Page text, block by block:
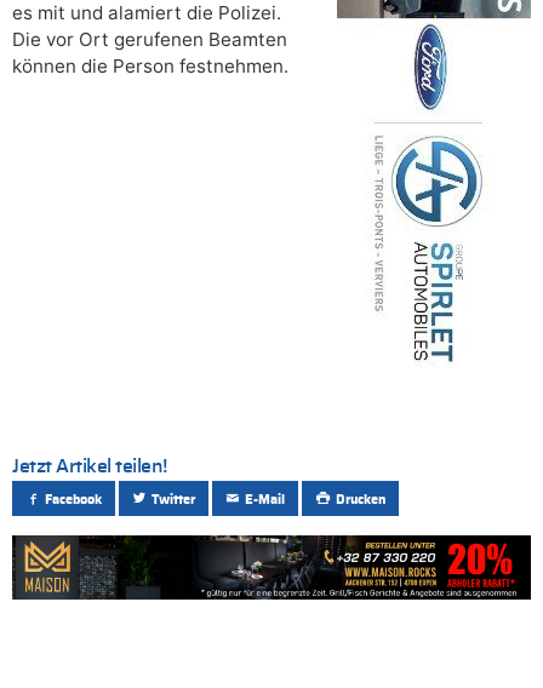
es mit und alamiert die Polizei.
Die vor Ort gerufenen Beamten
können die Person festnehmen.
Jetzt Artikel teilen!
Facebook Twitter E-Mail Drucken